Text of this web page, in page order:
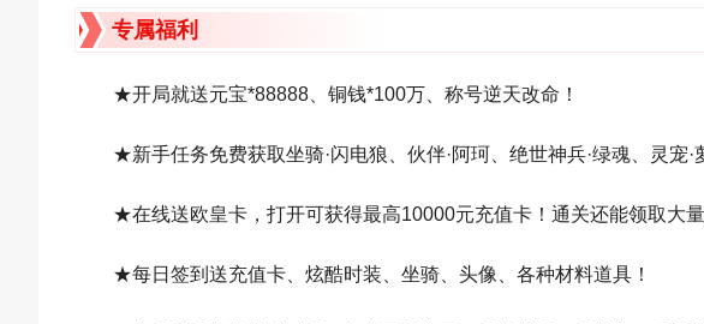
专属福利
★开局就送元宝*88888、铜钱*100万、称号逆天改命！
★新手任务免费获取坐骑·闪电狼、伙伴·阿珂、绝世神兵·绿魂、灵宠·
★在线送欧皇卡，打开可获得最高10000元充值卡！通关还能领取大量
★每日签到送充值卡、炫酷时装、坐骑、头像、各种材料道具！